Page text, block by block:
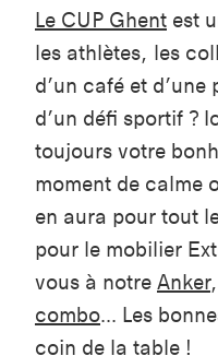
Le CUP Ghent est
les athlètes, les
d’un café et
d’un défi sportif ?
toujours votre
moment de calme
en aura pour tout
pour le mobilier
vous à notre Anker,
combo... Les
coin de la table !